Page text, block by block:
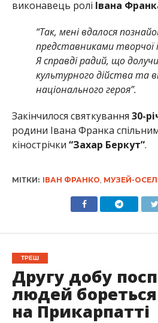
виконавець ролі Івана
“Так, мені вдалося
представниками творчої
Я справді радий, що
культурного дійства та
національного героя”.
Закінчилося святкування 30-
родини Івана Франка
кінострічки “Захар Беркут”.
МІТКИ: ІВАН ФРАНКО МУЗЕЙ-
ТРЕШ
Другу добу
людей
на Прикарпатті